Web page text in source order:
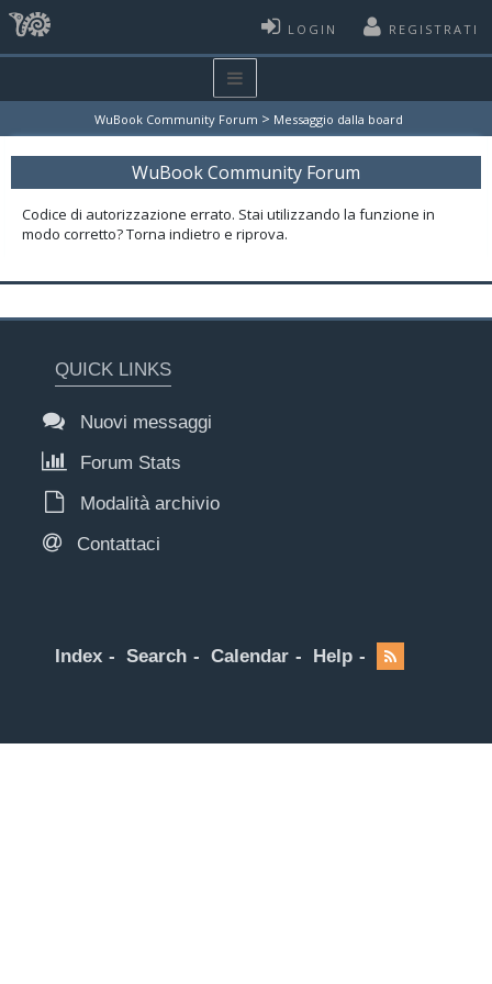
LOGIN REGISTRATI
WuBook Community Forum > Messaggio dalla board
WuBook Community Forum
Codice di autorizzazione errato. Stai utilizzando la funzione in
modo corretto? Torna indietro e riprova.
QUICK LINKS
Nuovi messaggi
Forum Stats
Modalità archivio
Contattaci
Index Search Calendar Help